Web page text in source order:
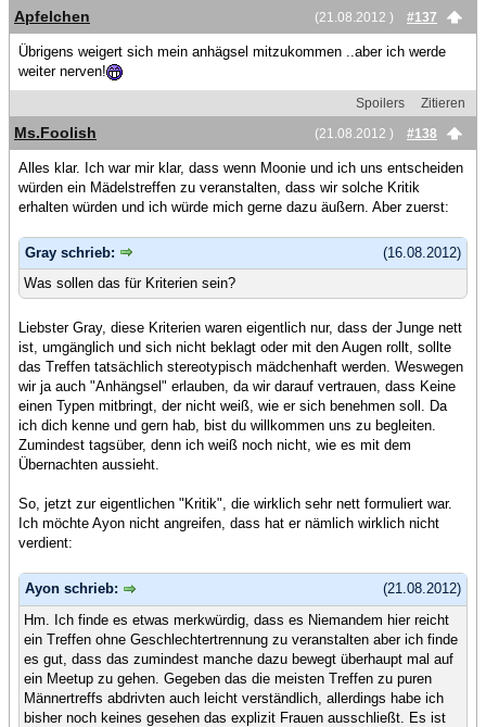
(21.08.2012 ) #137
Apfelchen
Übrigens weigert sich mein anhägsel mitzukommen ..aber ich werde
weiter nerven!
Spoilers
Zitieren
(21.08.2012 )
#138
Ms.Foolish
Alles klar. Ich war mir klar, dass wenn Moonie und ich uns entscheiden
würden ein Mädelstreffen zu veranstalten, dass wir solche Kritik
erhalten würden und ich würde mich gerne dazu äußern. Aber zuerst:
(16.08.2012)
Gray schrieb:
Was sollen das für Kriterien sein?
Liebster Gray, diese Kriterien waren eigentlich nur, dass der Junge nett
ist, umgänglich und sich nicht beklagt oder mit den Augen rollt, sollte
das Treffen tatsächlich stereotypisch mädchenhaft werden. Weswegen
wir ja auch "Anhängsel" erlauben, da wir darauf vertrauen, dass Keine
einen Typen mitbringt, der nicht weiß, wie er sich benehmen soll. Da
ich dich kenne und gern hab, bist du willkommen uns zu begleiten.
Zumindest tagsüber, denn ich weiß noch nicht, wie es mit dem
Übernachten aussieht.
So, jetzt zur eigentlichen "Kritik", die wirklich sehr nett formuliert war.
Ich möchte Ayon nicht angreifen, dass hat er nämlich wirklich nicht
verdient:
(21.08.2012)
Ayon schrieb:
Hm. Ich finde es etwas merkwürdig, dass es Niemandem hier reicht
ein Treffen ohne Geschlechtertrennung zu veranstalten aber ich finde
es gut, dass das zumindest manche dazu bewegt überhaupt mal auf
ein Meetup zu gehen. Gegeben das die meisten Treffen zu puren
Männertreffs abdrivten auch leicht verständlich, allerdings habe ich
bisher noch keines gesehen das explizit Frauen ausschließt. Es ist